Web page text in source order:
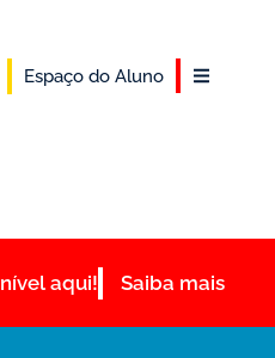
Espaço do Aluno
aqui! Saiba mais